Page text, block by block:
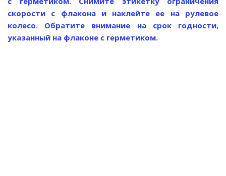
скорости с флакона и наклейте ее на рулевое
колесо. Обратите внимание на срок годности,
указанный на флаконе с герметиком.